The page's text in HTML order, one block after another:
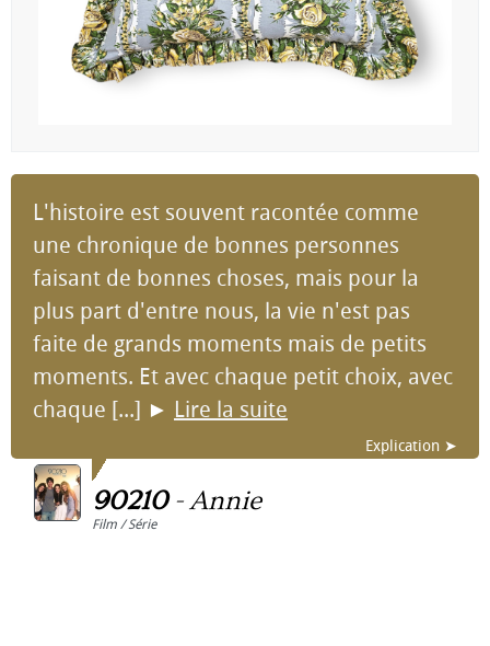
L'histoire est souvent racontée comme
une chronique de bonnes personnes
faisant de bonnes choses, mais pour la
plus part d'entre nous, la vie n'est pas
faite de grands moments mais de petits
moments. Et avec chaque petit choix, avec
chaque [...] ► Lire la suite
Explication ➤
90210-Annie
Film / Série